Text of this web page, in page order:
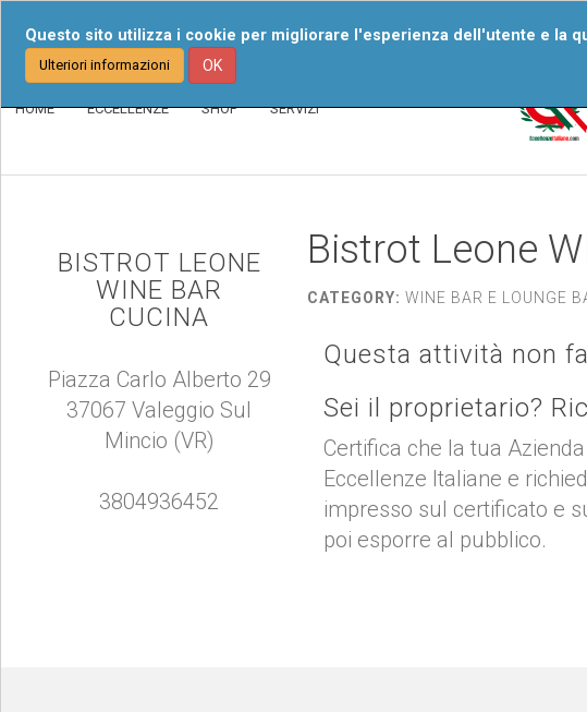
Questo sito utilizza i cookie per migliorare l'esperienza dell'utente e la
Ulteriori informazioni OK
HOME ECCELLENZE SHOP SERVIZI
Bistrot Leone
CATEGORY: WINE BAR E LOUNGE
Questa attività non
Sei il proprietario?
Certifica che la tua
Eccellenze Italiane e
impresso sul certificato e
poi esporre al pubblico.
BISTROT LEONE
WINE BAR
CUCINA
Piazza Carlo Alberto 29
37067 Valeggio Sul
Mincio (VR)
3804936452